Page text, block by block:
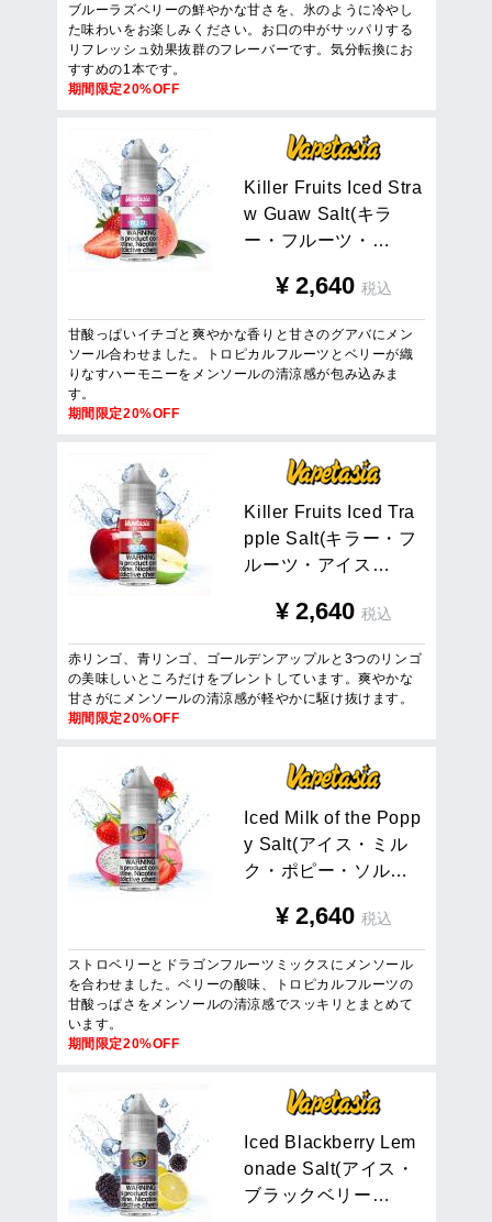
ブルーラズベリーの鮮やかな甘さを、氷のように冷やし
た味わいをお楽しみください。お口の中がサッパリする
リフレッシュ効果抜群のフレーバーです。気分転換にお
すすめの1本です。
期間限定20%OFF
Ki er Fruits ced Stra
w Guaw Sa lt(キラ
ー ・ フ ルーツ ・ …
¥ 2,640 税込
甘酸っぱいイチゴと爽やかな香りと甘さのグアバにメン
ソール合わせました。トロピカルフルーツとベリーが織
りなすハーモニーをメンソールの清涼感が包み込みま
す。
期間限定20%OFF
Ki er Fruits ced Tra
pp le Sa lt(キ ラ ー ・ フ
ルーツ ・ アイ ス …
¥ 2,640 税込
赤リンゴ、青リンゴ、ゴールデンアップルと3つのリンゴ
の美味しいところだけをブレントしています。爽やかな
甘さがにメンソールの清涼感が軽やかに駆け抜けます。
期間限定20%OFF
ced M i k of the Popp
y Sa lt(アイ ス ・ ミ ル
ク ・ ポ ピー ・ ソ ル…
¥ 2,640 税込
ストロベリーとドラゴンフルーツミックスにメンソール
を合わせました。ベリーの酸味、トロピカルフルーツの
甘酸っぱさをメンソールの清涼感でスッキリとまとめて
います。
期間限定20%OFF
ced B ackberry Lem
onade Sa t(アイ ス ・
ブラ ッ クベリ ー …